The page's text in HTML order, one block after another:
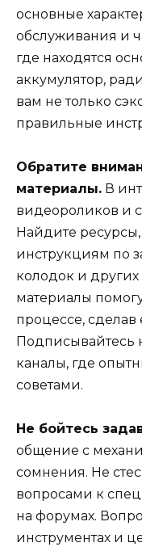
основные
обслуживания и
где находятся
аккумулятор,
вам не только
правильные
Обратите
материалы. В
видеороликов и
Найдите
инструкциям по
колодок и
материалы
процессе,
Подписывайтесь
каналы, где
советами.
Не бойтесь
общение с
сомнения. Не
вопросами к
на форумах.
инструментах и